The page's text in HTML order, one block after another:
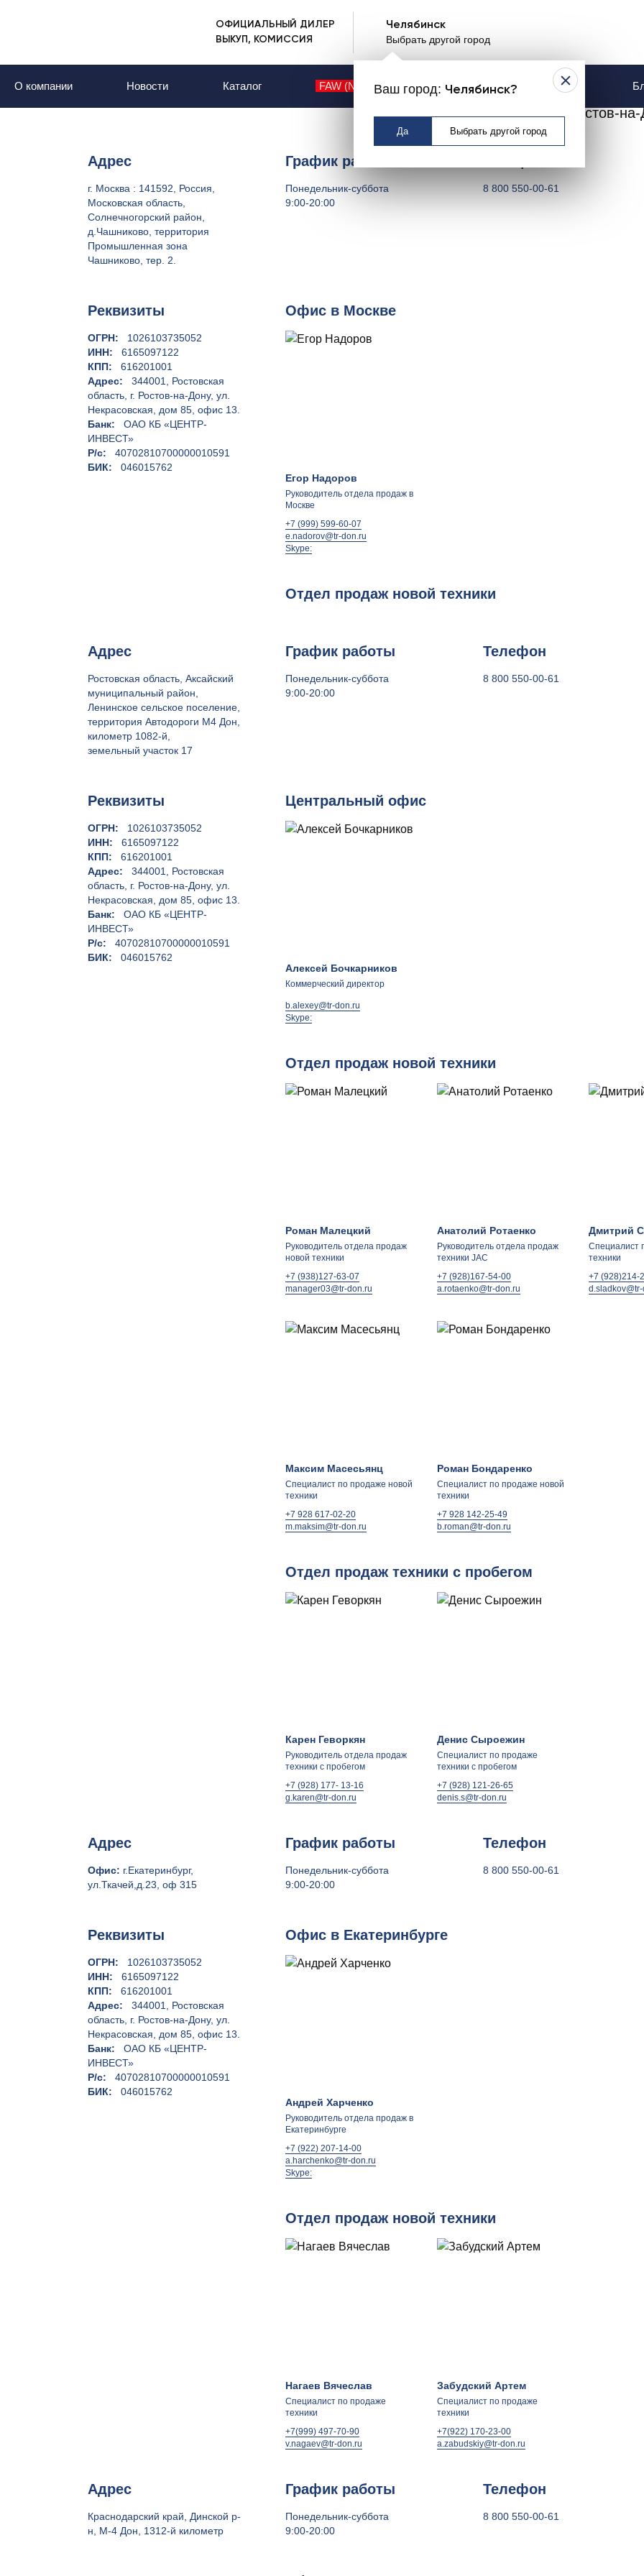
ОФИЦИАЛЬНЫЙ ДИЛЕР
ВЫКУП, КОМИССИЯ
Челябинск
Выбрать другой город
Ваш город: Челябинск?
Да Выбрать другой город
О компании Новости Каталог FAW (NEW) Контакты Услуги
Контакты | офисы в городах
Москва Ростов-
Адрес
г. Москва : 141592, Россия,
Московская область,
Солнечногорский район,
д.Чашниково, территория
Промышленная зона
Чашниково, тер. 2.
График работы
Понедельник-суббота
9:00-20:00
8 800 550-00-61
Реквизиты
ОГРН: 1026103735052
ИНН: 6165097122
КПП: 616201001
Адрес: 344001, Ростовская
область, г. Ростов-на-Дону, ул.
Некрасовская, дом 85, офис 13.
Банк: ОАО КБ «ЦЕНТР-
ИНВЕСТ»
Р/с: 40702810700000010591
БИК: 046015762
Офис в Москве
Егор Надоров
Руководитель отдела продаж в
Москве
+7 (999) 599-60-07
e.nadorov@tr-don.ru
Skype:
Отдел продаж новой техники
Адрес
Ростовская область, Аксайский
муниципальный район,
Ленинское сельское поселение,
территория Автодороги М4 Дон,
километр 1082-й,
земельный участок 17
График работы
Понедельник-суббота
9:00-20:00
Телефон
8 800 550-00-61
Реквизиты
ОГРН: 1026103735052
ИНН: 6165097122
КПП: 616201001
Адрес: 344001, Ростовская
область, г. Ростов-на-Дону, ул.
Некрасовская, дом 85, офис 13.
Банк: ОАО КБ «ЦЕНТР-
ИНВЕСТ»
Р/с: 40702810700000010591
БИК: 046015762
Центральный офис
Алексей Бочкарников
Коммерческий директор
b.alexey@tr-don.ru
Skype:
Отдел продаж новой техники
Роман Малецкий
Руководитель отдела продаж
новой техники
+7 (938)127-63-07
manager03@tr-don.ru
Анатолий Ротаенко
Руководитель отдела продаж
техники JAC
+7 (928)167-54-00
a.rotaenko@tr-don.ru
Дмитрий
Специалист
техники
+7 (928)214-
Максим Масесьянц
Специалист по продаже новой
техники
+7 928 617-02-20
m.maksim@tr-don.ru
Роман Бондаренко
Специалист по продаже новой
техники
+7 928 142-25-49
b.roman@tr-don.ru
Отдел продаж техники с пробегом
Карен Геворкян
Руководитель отдела продаж
техники с пробегом
+7 (928) 177- 13-16
g.karen@tr-don.ru
Денис Сыроежин
Специалист по продаже
техники с пробегом
+7 (928) 121-26-65
denis.s@tr-don.ru
Адрес
Офис: г.Екатеринбург,
ул.Ткачей,д.23, оф 315
График работы
Понедельник-суббота
9:00-20:00
Телефон
8 800 550-00-61
Реквизиты
ОГРН: 1026103735052
ИНН: 6165097122
КПП: 616201001
Адрес: 344001, Ростовская
область, г. Ростов-на-Дону, ул.
Некрасовская, дом 85, офис 13.
Банк: ОАО КБ «ЦЕНТР-
ИНВЕСТ»
Р/с: 40702810700000010591
БИК: 046015762
Офис в Екатеринбурге
Андрей Харченко
Руководитель отдела продаж в
Екатеринбурге
+7 (922) 207-14-00
a.harchenko@tr-don.ru
Skype:
Отдел продаж новой техники
Нагаев Вячеслав
Специалист по продаже
техники
+7(999) 497-70-90
v.nagaev@tr-don.ru
Забудский Артем
Специалист по продаже
техники
+7(922) 170-23-00
a.zabudskiy@tr-don.ru
Адрес
Краснодарский край, Динской р-
н, М-4 Дон, 1312-й километр
График работы
Понедельник-суббота
9:00-20:00
Телефон
8 800 550-00-61